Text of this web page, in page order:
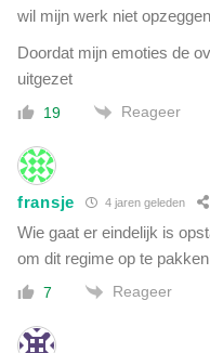
wil mijn werk niet opzeggen
Doordat mijn emoties de
uitgezet
19 Reageer
fransje 4 jaren geleden
Wie gaat er eindelijk is
om dit regime op te
7 Reageer